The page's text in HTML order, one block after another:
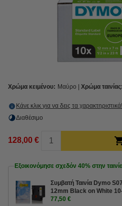
Χρώμα κειμένου: Μαύρο Χρώμα ταινίας:
Κάνε κλικ για να δεις τα χαρακτηριστικά!
Διαθέσιμο
128,00 €
Εξοικονόμησε σχεδόν 40% στην
Συμβατή Ταινία Dymo
12mm Black on White
77,50 €